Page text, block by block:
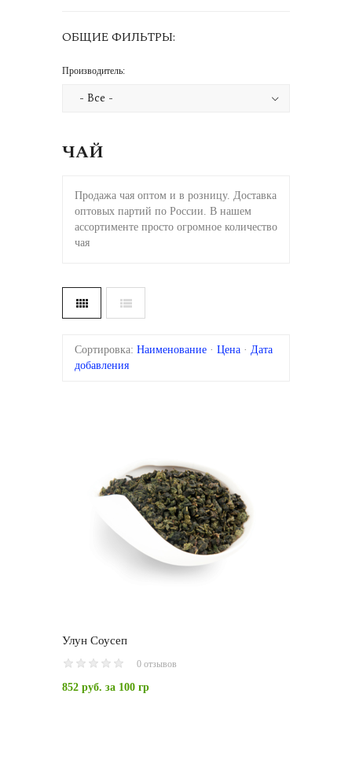
ОБЩИЕ ФИЛЬТРЫ:
Производитель:
ЧАЙ
Продажа чая оптом и в розницу. Доставка
оптовых партий по России. В нашем
ассортименте просто огромное количество
чая
Сортировка: Наименование · Цена · Дата
добавления
Улун Соусеп
0 отзывов
852 руб. за 100 гр